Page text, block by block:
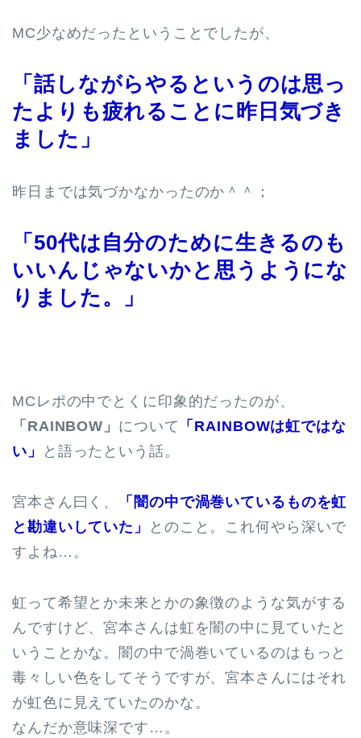
MC少なめだったということでしたが、
「話しながらやるというのは思っ
たよりも疲れることに昨日気づき
ました」
昨日までは気づかなかったのか＾＾；
「50代は自分のために生きるのも
いいんじゃないかと思うようにな
りました。」
MCレポの中でとくに印象的だったのが、
「RAINBOW」 について 「RAINBOWは虹ではな
い」
と語ったという話。
宮本さん曰く、
「闇の中で渦巻いているものを虹
と勘違いしていた」
とのこと。これ何やら深いで
すよね…。
虹って希望とか未来とかの象徴のような気がする
んですけど、宮本さんは虹を闇の中に見ていたと
いうことかな。闇の中で渦巻いているのはもっと
毒々しい色をしてそうですが、宮本さんにはそれ
が虹色に見えていたのかな。
なんだか意味深です…。